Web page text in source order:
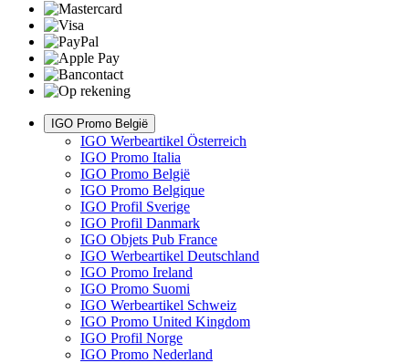
IGO Promo België
IGO Werbeartikel Österreich
IGO Promo Italia
IGO Promo België
IGO Promo Belgique
IGO Profil Sverige
IGO Profil Danmark
IGO Objets Pub France
IGO Werbeartikel Deutschland
IGO Promo Ireland
IGO Promo Suomi
IGO Werbeartikel Schweiz
IGO Promo United Kingdom
IGO Profil Norge
IGO Promo Nederland